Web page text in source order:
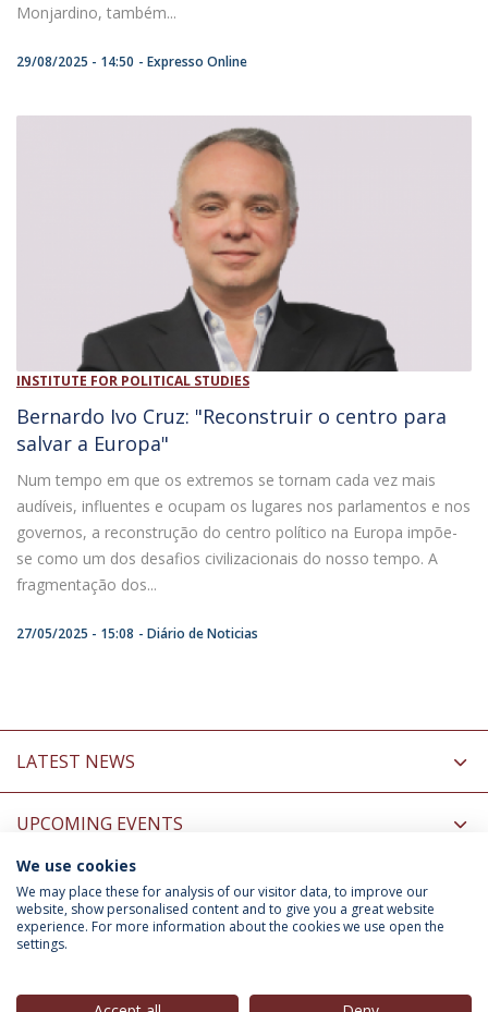
Monjardino, também...
29/08/2025 - 14:50 Expresso Online
INSTITUTE FOR POLITICAL STUDIES
Bernardo Ivo Cruz: "Reconstruir o centro para
salvar a Europa"
Num tempo em que os extremos se tornam cada vez mais
audíveis, influentes e ocupam os lugares nos parlamentos e nos
governos, a reconstrução do centro político na Europa impõe-
se como um dos desafios civilizacionais do nosso tempo. A
fragmentação dos...
27/05/2025 - 15:08 Diário de Noticias
LATEST NEWS
UPCOMING EVENTS
INFORMATION FOR
Privacy Policy
We use cookies
We may place these for analysis of our visitor data, to improve our
website, show personalised content and to give you a great website
experience. For more information about the cookies we use open the
settings.